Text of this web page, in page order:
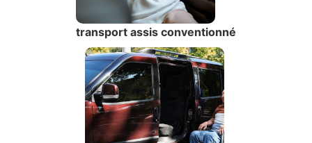
transport assis conventionné